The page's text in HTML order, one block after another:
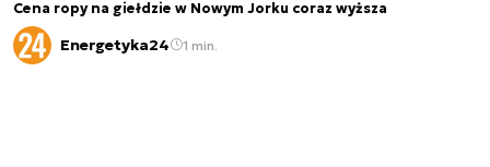
Cena ropy na giełdzie w Nowym Jorku coraz wyższa
Energetyka24 1 min.